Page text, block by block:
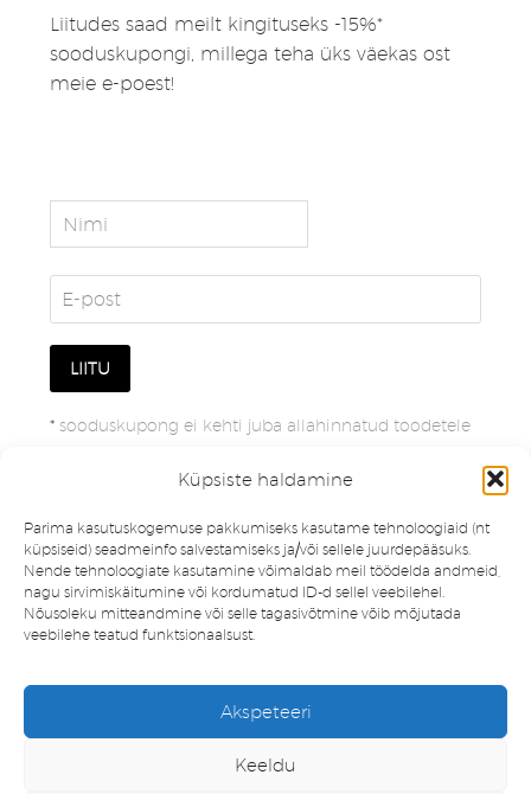
Küpsiste haldamine
Parima kasutuskogemuse pakkumiseks kasutame tehnoloogiaid (nt
küpsiseid) seadmeinfo salvestamiseks ja/või sellele juurdepääsuks.
Nende tehnoloogiate kasutamine võimaldab meil töödelda andmeid,
nagu sirvimiskäitumine või kordumatud ID-d sellel veebilehel.
Nõusoleku mitteandmine või selle tagasivõtmine võib mõjutada
veebilehe teatud funktsionaalsust.
Akspeteeri
Keeldu
Liitudes saad meilt kingituseks -15%*
sooduskupongi, millega teha üks väekas ost
meie e-poest!
* sooduskupong ei kehti juba allahinnatud toodetele
Müügitingimused Privaatsuspoliitika
Minu konto Soovinimekiri